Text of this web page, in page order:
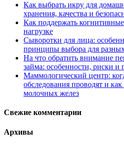
Как выбрать икру для
хранения, качества и
Как поддержать
нагрузке
Сыворотки для лица:
принципы выбора для
На что обратить внимание
займа: особенности, риски и
Маммологический центр:
обследования проводят и как
молочных желез
Свежие комментарии
Архивы